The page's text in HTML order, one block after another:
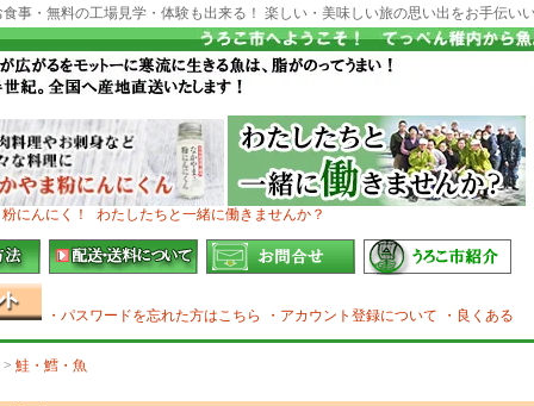
事・無料の工場見学・体験も出来る！ 楽しい・美味しい旅の思い出をお手伝い
にんにく！ わたしたちと一緒に働きませんか？
・パスワードを忘れた方はこちら ・アカウント登録について ・良くある
> 鮭・鱈・魚